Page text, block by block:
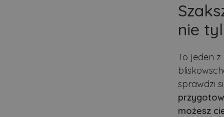
nie
To jeden
sprawdzi
możesz
Niezbędne pliki cookie
Nazwa
CookieScriptConsent